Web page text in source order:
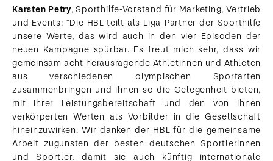
Karsten Petry, Sporthilfe-Vorstand für Marketing, Vertrieb
und Events: “Die HBL teilt als Liga-Partner der Sporthilfe
unsere Werte, das wird auch in den vier Episoden der
neuen Kampagne spürbar. Es freut mich sehr, dass wir
gemeinsam acht herausragende Athletinnen und Athleten
aus verschiedenen olympischen Sportarten
zusammenbringen und ihnen so die Gelegenheit bieten,
mit ihrer Leistungsbereitschaft und den von ihnen
verkörperten Werten als Vorbilder in die Gesellschaft
hineinzuwirken. Wir danken der HBL für die gemeinsame
Arbeit zugunsten der besten deutschen Sportlerinnen
und Sportler, damit sie auch künftig internationale